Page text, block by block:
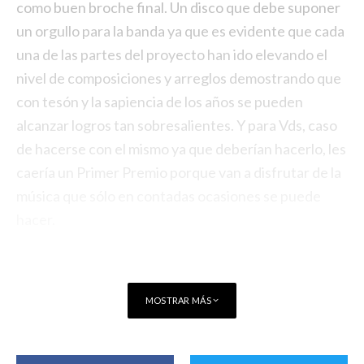
como buen broche final. Un disco que debe suponer
un orgullo para la banda ya que es evidente que cada
una de las partes del proyecto han ido elevando el
nivel de composiciones y arreglos demostrando que
con tesón y la sapiencia de los años se pueden
alcanzar logros tan sobresalientes. Y para Vds, caso
de hacerse con el mismo ya que deberían hacerlo, les
MOSTRAR MÁS